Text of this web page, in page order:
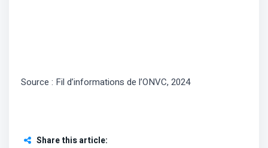
Source : Fil d’informations de l’ONVC, 2024
Share this article: